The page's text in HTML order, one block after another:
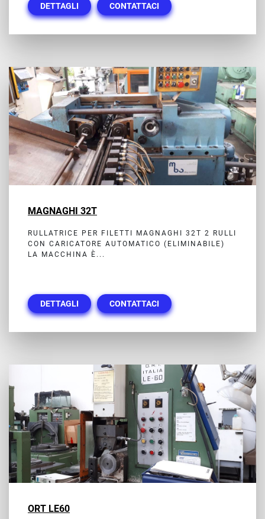
DETTAGLI CONTATTACI
MAGNAGHI 32T
RULLATRICE PER FILETTI MAGNAGHI 32T 2 RULLI
CON CARICATORE AUTOMATICO (ELIMINABILE)
LA MACCHINA È...
DETTAGLI CONTATTACI
ORT LE60